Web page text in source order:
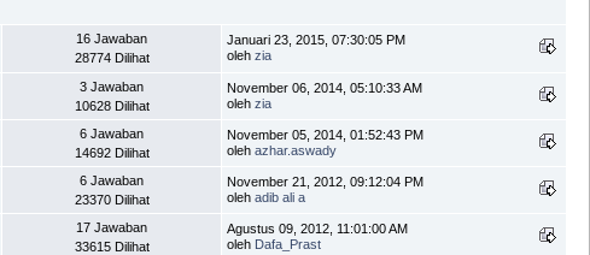
16 Jawaban
28774 Dilihat
Januari 23, 2015, 07:30:05 PM
oleh zia
3 Jawaban
10628 Dilihat
November 06, 2014, 05:10:33 AM
oleh zia
6 Jawaban
14692 Dilihat
November 05, 2014, 01:52:43 PM
oleh azhar.aswady
6 Jawaban
23370 Dilihat
November 21, 2012, 09:12:04 PM
oleh adib ali a
17 Jawaban
33615 Dilihat
Agustus 09, 2012, 11:01:00 AM
oleh Dafa_Prast